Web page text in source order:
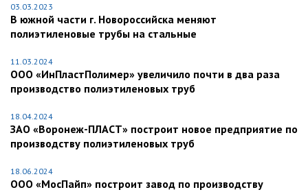
03.03.2023
В южной части г. Новороссийска меняют
полиэтиленовые трубы на стальные
11.03.2024
ООО «ИнПластПолимер» увеличило почти в два раза
производство полиэтиленовых труб
18.04.2024
ЗАО «Воронеж-ПЛАСТ» построит новое предприятие по
производству полиэтиленовых труб
18.06.2024
ООО «МосПайп» построит завод по производству